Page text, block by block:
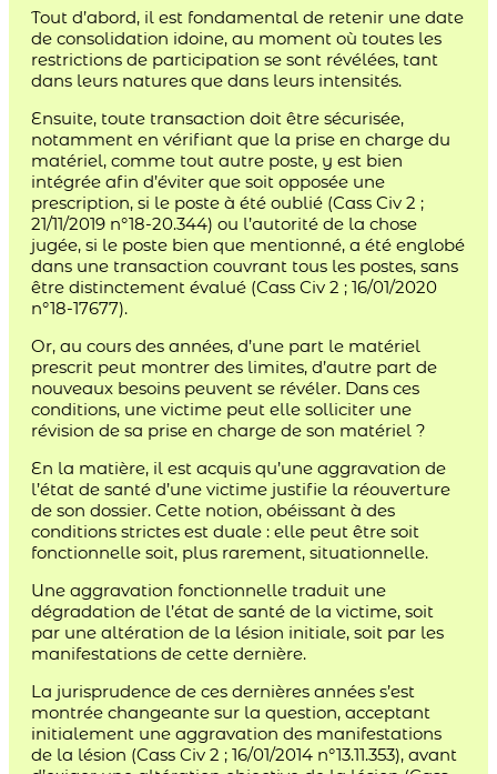
Tout d’abord, il est fondamental de retenir une date
de consolidation idoine, au moment où toutes les
restrictions de participation se sont révélées, tant
dans leurs natures que dans leurs intensités.
Ensuite, toute transaction doit être sécurisée,
notamment en vérifiant que la prise en charge du
matériel, comme tout autre poste, y est bien
intégrée afin d’éviter que soit opposée une
prescription, si le poste à été oublié (Cass Civ 2 ;
21/11/2019 n°18-20.344) ou l’autorité de la chose
jugée, si le poste bien que mentionné, a été englobé
dans une transaction couvrant tous les postes, sans
être distinctement évalué (Cass Civ 2 ; 16/01/2020
n°18-17677).
Or, au cours des années, d’une part le matériel
prescrit peut montrer des limites, d’autre part de
nouveaux besoins peuvent se révéler. Dans ces
conditions, une victime peut elle solliciter une
révision de sa prise en charge de son matériel ?
En la matière, il est acquis qu’une aggravation de
l’état de santé d’une victime justifie la réouverture
de son dossier. Cette notion, obéissant à des
conditions strictes est duale : elle peut être soit
fonctionnelle soit, plus rarement, situationnelle.
Une aggravation fonctionnelle traduit une
dégradation de l’état de santé de la victime, soit
par une altération de la lésion initiale, soit par les
manifestations de cette dernière.
La jurisprudence de ces dernières années s’est
montrée changeante sur la question, acceptant
initialement une aggravation des manifestations
de la lésion (Cass Civ 2 ; 16/01/2014 n°13.11.353), avant